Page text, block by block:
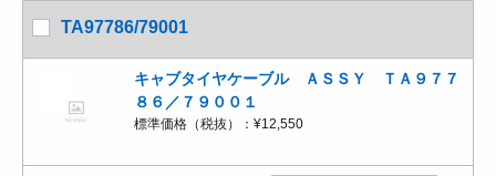
TA97786/79001
キャブタイヤケーブル ＡＳＳＹ ＴＡ９７７
８６／７９００１
標準価格（税抜）： ¥12,550